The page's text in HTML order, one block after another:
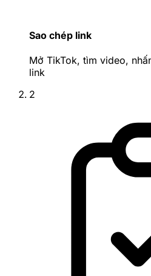
Sao chép link
Mở TikTok, tìm video,
link
2